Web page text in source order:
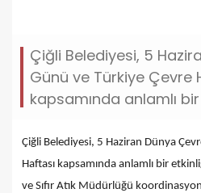
Çiğli Belediyesi, 5
Günü ve Türkiye Çevre
kapsamında anlamlı
Çiğli Belediyesi, 5 Haziran Dünya
Haftası kapsamında anlamlı bir
ve Sıfır Atık Müdürlüğü